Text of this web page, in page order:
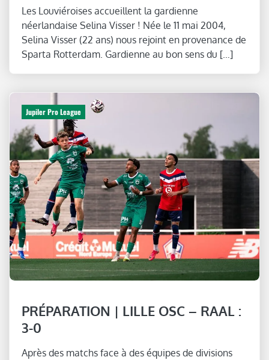
Les Louviéroises accueillent la gardienne
néerlandaise Selina Visser ! Née le 11 mai 2004,
Selina Visser (22 ans) nous rejoint en provenance de
Sparta Rotterdam. Gardienne au bon sens du […]
Jupiler Pro League
PRÉPARATION | LILLE OSC – RAAL :
3-0
Après des matchs face à des équipes de divisions